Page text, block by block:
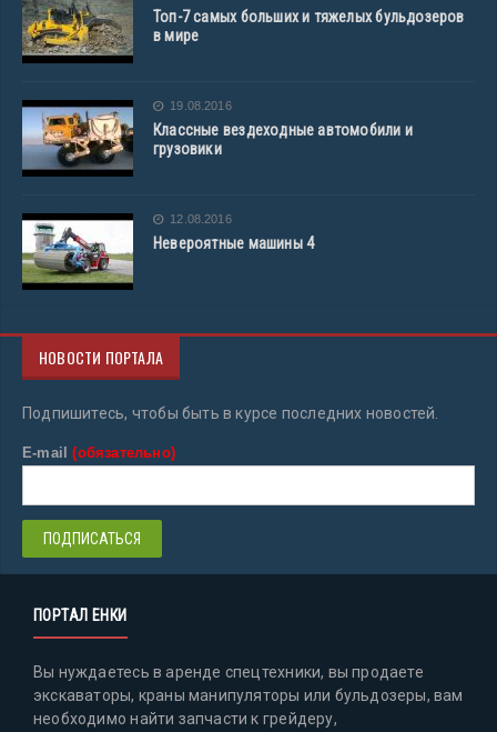
Топ-7 самых больших и тяжелых бульдозеров
в мире
19.08.2016
Классные вездеходные автомобили и
грузовики
12.08.2016
Невероятные машины 4
НОВОСТИ ПОРТАЛА
Подпишитесь, чтобы быть в курсе последних новостей.
E-mail(обязательно)
ПОРТАЛ ЕНКИ
Вы нуждаетесь в аренде спецтехники, вы продаете
экскаваторы, краны манипуляторы или бульдозеры, вам
необходимо найти запчасти к грейдеру,